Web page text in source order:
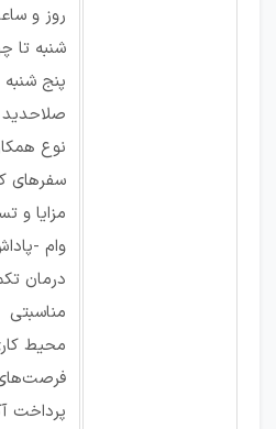
روز و
شنبه تا
پنج
نوع
سفرهای
مزایا و
وام -
درمان
مناسبتی
محیط
پرداخت